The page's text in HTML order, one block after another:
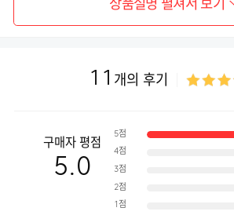
상품설명 펼쳐서 보기
11 개의 후기
구매자 평점
5.0
5점
4점
3점
2점
1점